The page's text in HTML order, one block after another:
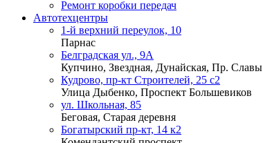
Ремонт коробки передач
Автотехцентры
1-й верхний переулок, 10
Парнас
Белградская ул., 9А
Купчино, Звездная, Дунайская, Пр. Славы
Кудрово, пр-кт Строителей, 25 с2
Улица Дыбенко, Проспект Большевиков
ул. Школьная, 85
Беговая, Старая деревня
Богатырский пр-кт, 14 к2